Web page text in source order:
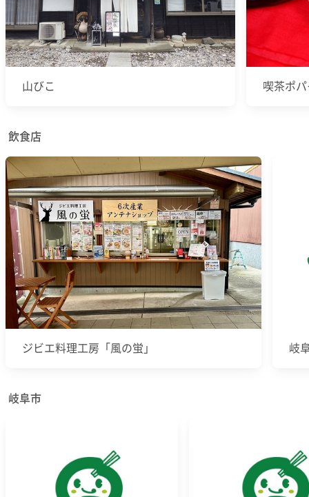
山びこ 喫茶ポ
飲食店
ジビエ料理工房「風の蛍」 岐
岐阜市